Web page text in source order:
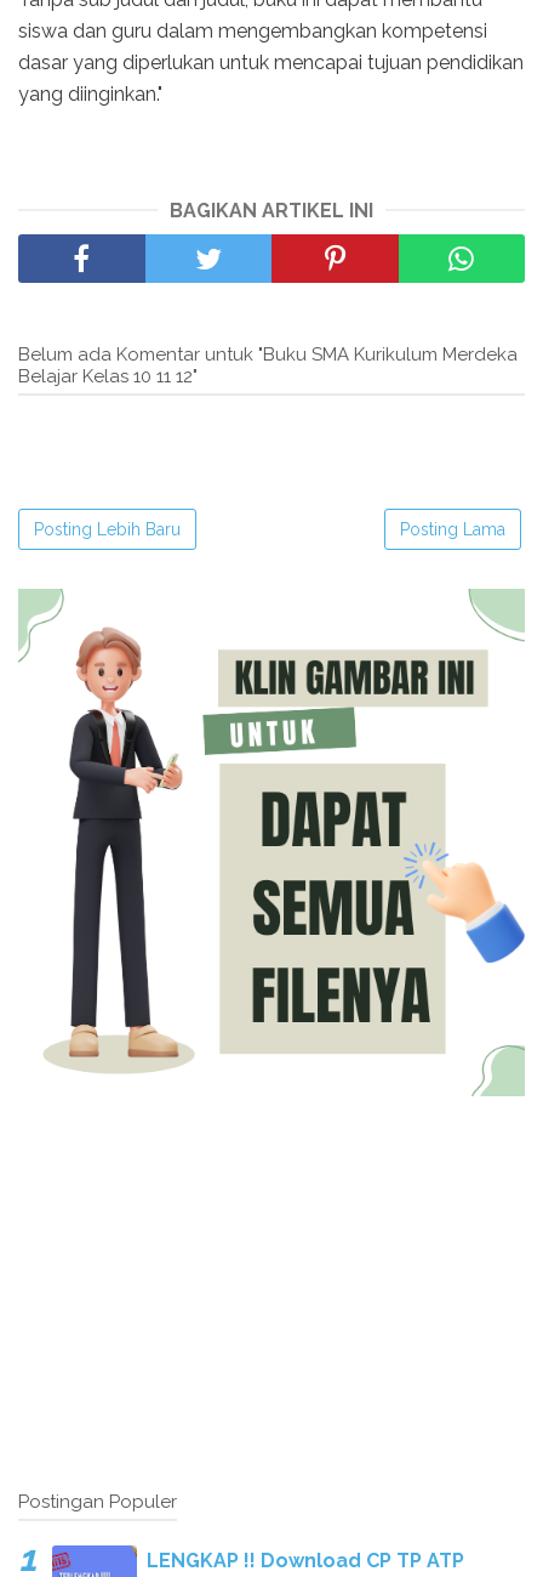
siswa dan guru dalam mengembangkan kompetensi
dasar yang diperlukan untuk mencapai tujuan pendidikan
yang diinginkan."
BAGIKAN ARTIKEL INI
Belum ada Komentar untuk "Buku SMA Kurikulum Merdeka
Belajar Kelas 10 11 12"
Posting Lebih Baru Posting Lama
Postingan Populer
LENGKAP !! Download CP TP ATP